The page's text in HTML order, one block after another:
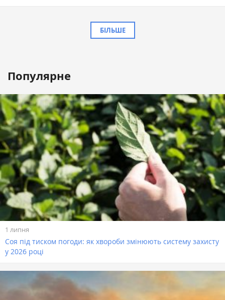
БІЛЬШЕ
Популярне
1 липня
Соя під тиском погоди: як хвороби змінюють систему захисту
у 2026 році